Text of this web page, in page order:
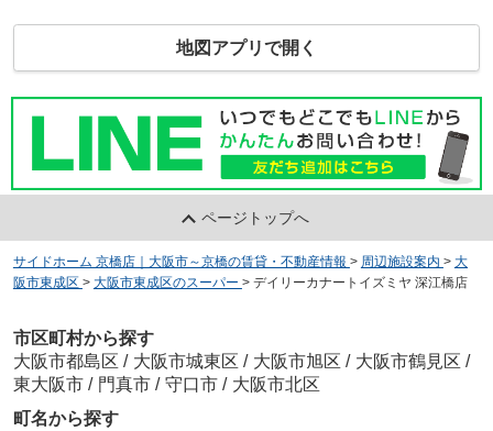
地図アプリで開く
ページトップへ
サイドホーム 京橋店｜大阪市～京橋の賃貸・不動産情報 > 周辺施設案内 > 大
阪市東成区 > 大阪市東成区のスーパー > デイリーカナートイズミヤ 深江橋店
市区町村から探す
大阪市都島区 / 大阪市城東区 / 大阪市旭区 / 大阪市鶴見区 /
東大阪市 / 門真市 / 守口市 / 大阪市北区
町名から探す